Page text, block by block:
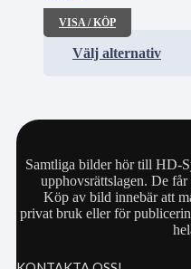
VISA / KÖP
Välj alternativ
Samtliga bilder hör till HD-
upphovsrättslagen. De
Köp av bild innebär att
privat bruk eller för